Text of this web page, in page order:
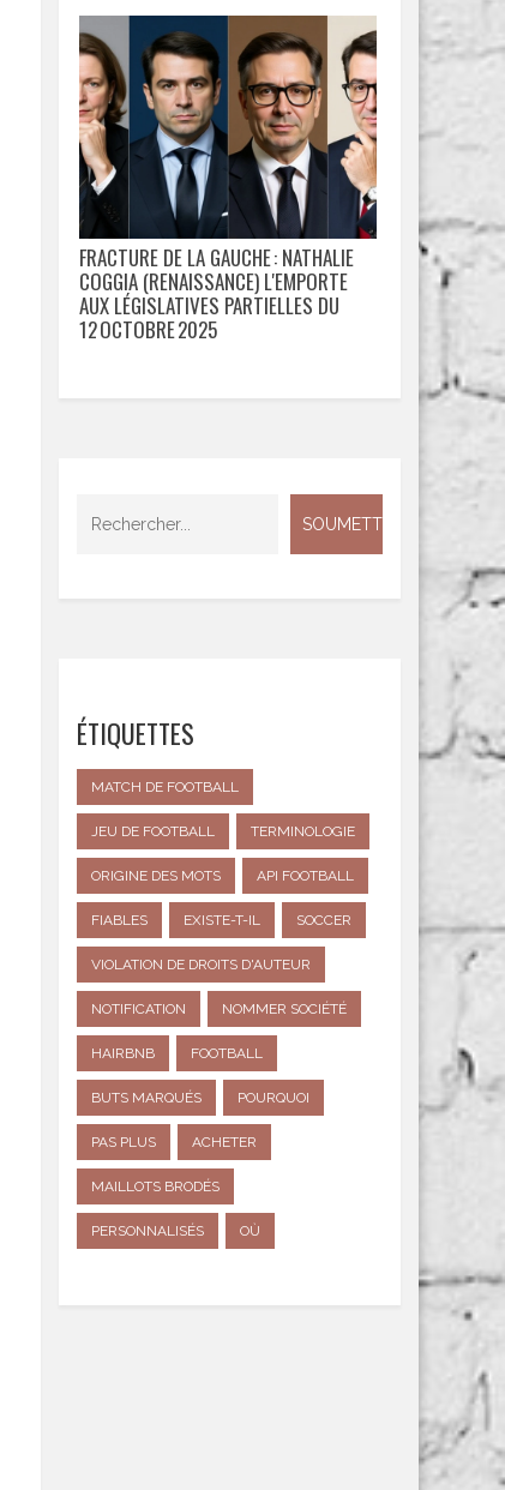
FRACTURE DE LA GAUCHE : NATHALIE
COGGIA (RENAISSANCE) L'EMPORTE
AUX LÉGISLATIVES PARTIELLES DU
12 OCTOBRE 2025
ÉTIQUETTES
MATCH DE FOOTBALL
JEU DE FOOTBALL TERMINOLOGIE
ORIGINE DES MOTS API FOOTBALL
FIABLES EXISTE-T-IL SOCCER
VIOLATION DE DROITS D'AUTEUR
NOTIFICATION NOMMER SOCIÉTÉ
HAIRBNB FOOTBALL
BUTS MARQUÉS POURQUOI
PAS PLUS ACHETER
MAILLOTS BRODÉS
PERSONNALISÉS OÙ